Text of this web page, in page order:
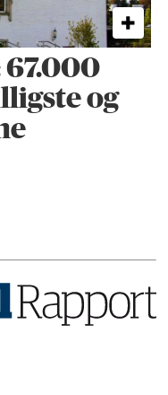
67.000
og